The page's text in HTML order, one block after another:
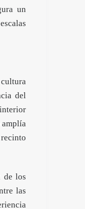
un
del
amplía
de los
las